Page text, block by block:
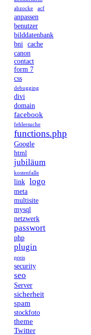
abzocke
acf
anpassen
benutzer
bilddatenbank
bni
cache
canon
contact
form 7
css
debugging
divi
domain
facebook
fehlersuche
functions.php
Google
html
jubiläum
kostenfalle
link logo
meta
multisite
mysql
netzwerk
passwort
php
plugin
preis
security
seo
Server
sicherheit
spam
stockfoto
theme
Twitter